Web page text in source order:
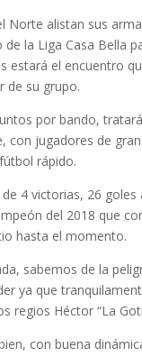
Norte alistan sus
la Liga Casa Bella
estará el encuentro
de su grupo.
por bando,
jugadores de
rápido.
4 victorias, 26
del 2018 que
hasta el momento.
sabemos de la
ya que
regios Héctor “La
con buena